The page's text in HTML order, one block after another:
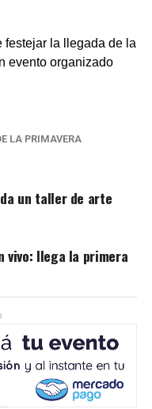
festejar la llegada de la
evento organizado
LA PRIMAVERA
un taller de arte
vivo: llega la primera